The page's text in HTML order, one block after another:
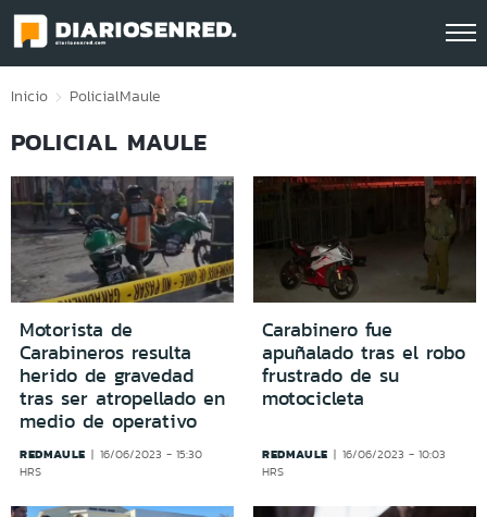
Click acá para ir directamente al contenido
Inicio PolicialMaule
POLICIAL MAULE
Motorista de
Carabineros resulta
herido de gravedad
tras ser atropellado en
medio de operativo
REDMAULE
16/06/2023 - 15:30
HRS
Carabinero fue
apuñalado tras el robo
frustrado de su
motocicleta
REDMAULE
16/06/2023 - 10:03
HRS